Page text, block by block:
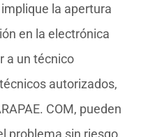
la apertura
en la electrónica
a un técnico
autorizados,
COM, pueden
problema sin riesgo